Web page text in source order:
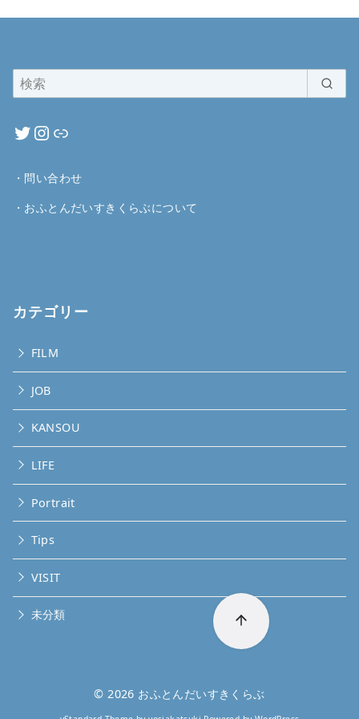
・ 問い合わせ
・ おふとんだいすきくらぶについて
カテゴリー
FILM
JOB
KANSOU
LIFE
Portrait
Tips
VISIT
未分類
© 2026 おふとんだいすきくらぶ